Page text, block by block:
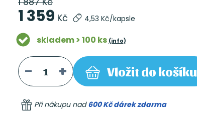
1 359 Kč 4,53 Kč/kapsle
skladem > 100 ks (info)
Vložitdo košíku
Při nákupu nad600 Kč dárek zdarma